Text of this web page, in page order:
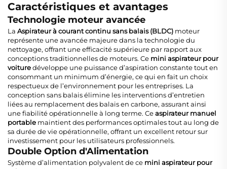
Caractéristiques et avantages
Technologie moteur avancée
La Aspirateur à courant continu sans balais (BLDC) moteur
représente une avancée majeure dans la technologie du
nettoyage, offrant une efficacité supérieure par rapport aux
conceptions traditionnelles de moteurs. Ce mini aspirateur pour
voituredéveloppe une puissance d’aspiration constante tout en
consommant un minimum d’énergie, ce qui en fait un choix
respectueux de l’environnement pour les entreprises. La
conception sans balais élimine les interventions d’entretien
liées au remplacement des balais en carbone, assurant ainsi
une fiabilité opérationnelle à long terme. Ceaspirateur manuel
portable maintient des performances optimales tout au long de
sa durée de vie opérationnelle, offrant un excellent retour sur
investissement pour les utilisateurs professionnels.
Double Option d'Alimentation
Système d’alimentation polyvalent de ce mini aspirateur pour